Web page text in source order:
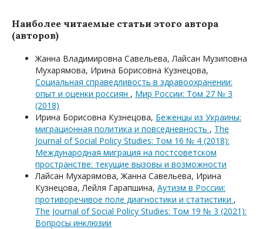
Наиболее читаемые статьи этого автора
(авторов)
Жанна Владимировна Савельева, Лайсан Музиповна
Мухарямова, Ирина Борисовна Кузнецова,
Социальная справедливость в здравоохранении:
опыт и оценки россиян , Мир России: Том 27 № 3
(2018)
Ирина Борисовна Кузнецова, Беженцы из Украины:
миграционная политика и повседневность , The
Journal of Social Policy Studies: Том 16 № 4 (2018):
Международная миграция на постсоветском
пространстве: текущие вызовы и возможности
Лайсан Мухарямова, Жанна Савельева, Ирина
Кузнецова, Лейля Гарапшина, Аутизм в России:
противоречивое поле диагностики и статистики ,
The Journal of Social Policy Studies: Том 19 № 3 (2021):
Вопросы инклюзии